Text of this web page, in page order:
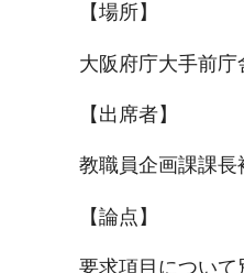
【場所】
大阪府庁大手前
【出席者】
教職員企画課課
【論点】
要求項目について